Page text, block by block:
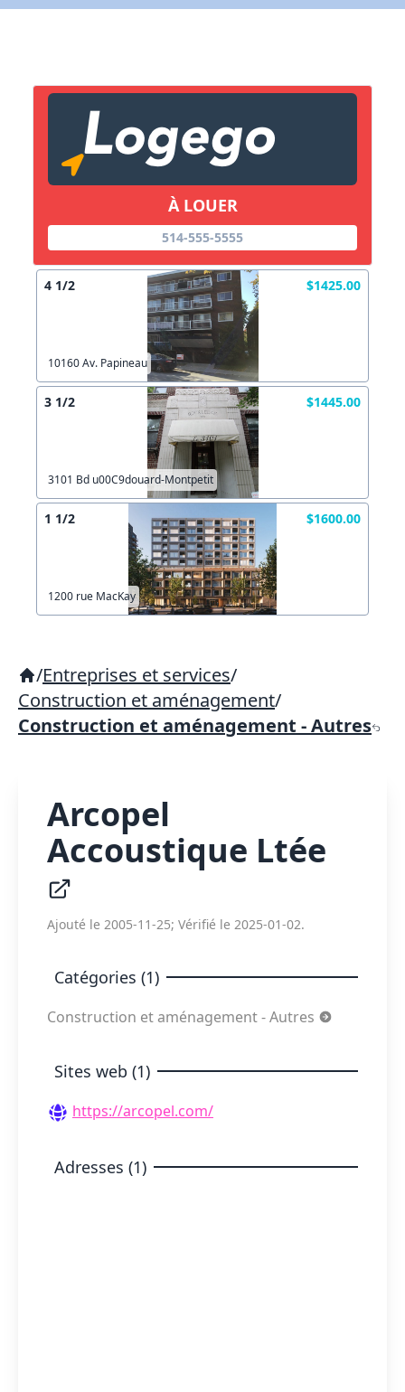
À LOUER
514-555-5555
4 1/2 $1425.00
10160 Av. Papineau
3 1/2 $1445.00
3101 Bd u00C9douard-Montpetit
1 1/2 $1600.00
1200 rue MacKay
/Entreprises et services/
Construction et aménagement/
Construction et aménagement - Autres
Arcopel
Accoustique Ltée
Ajouté le 2005-11-25; Vérifié le 2025-01-02.
Catégories (1)
Construction et aménagement - Autres
Sites web (1)
https://arcopel.com/
Adresses (1)
Lien vers inscription (sera inclus dans courriel)
Copier lien
X Fermer Envoyez